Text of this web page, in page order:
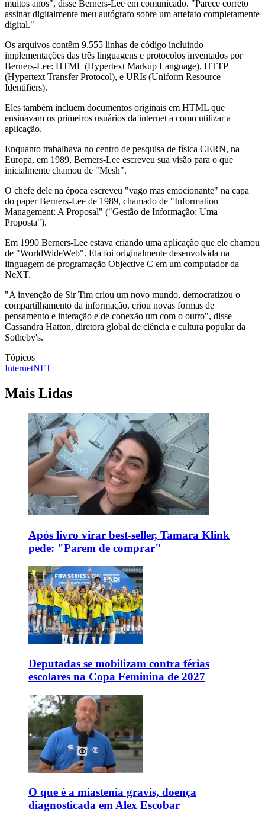
muitos anos", disse Berners-Lee em comunicado. "Parece correto
assinar digitalmente meu autógrafo sobre um artefato completamente
digital."
Os arquivos contêm 9.555 linhas de código incluindo
implementações das três linguagens e protocolos inventados por
Berners-Lee: HTML (Hypertext Markup Language), HTTP
(Hypertext Transfer Protocol), e URIs (Uniform Resource
Identifiers).
Eles também incluem documentos originais em HTML que
ensinavam os primeiros usuários da internet a como utilizar a
aplicação.
Enquanto trabalhava no centro de pesquisa de física CERN, na
Europa, em 1989, Berners-Lee escreveu sua visão para o que
inicialmente chamou de "Mesh".
O chefe dele na época escreveu "vago mas emocionante" na capa
do paper Berners-Lee de 1989, chamado de "Information
Management: A Proposal" ("Gestão de Informação: Uma
Proposta").
Em 1990 Berners-Lee estava criando uma aplicação que ele chamou
de "WorldWideWeb". Ela foi originalmente desenvolvida na
linguagem de programação Objective C em um computador da
NeXT.
"A invenção de Sir Tim criou um novo mundo, democratizou o
compartilhamento da informação, criou novas formas de
pensamento e interação e de conexão um com o outro", disse
Cassandra Hatton, diretora global de ciência e cultura popular da
Sotheby's.
Tópicos
InternetNFT
Mais Lidas
Após livro virar best-seller, Tamara Klink
pede: "Parem de comprar"
Deputadas se mobilizam contra férias
escolares na Copa Feminina de 2027
O que é a miastenia gravis, doença
diagnosticada em Alex Escobar